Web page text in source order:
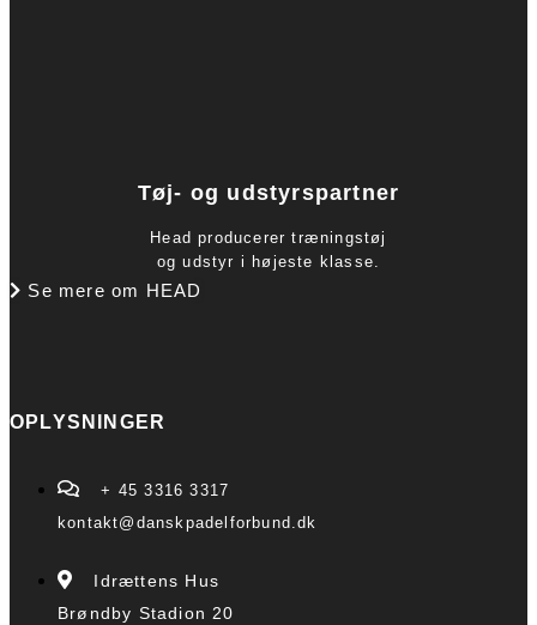
Tøj- og udstyrspartner
Head producerer træningstøj
og udstyr i højeste klasse.
Se mere om HEAD
OPLYSNINGER
+ 45 3316 3317
kontakt@danskpadelforbund.dk
Idrættens Hus
Brøndby Stadion 20